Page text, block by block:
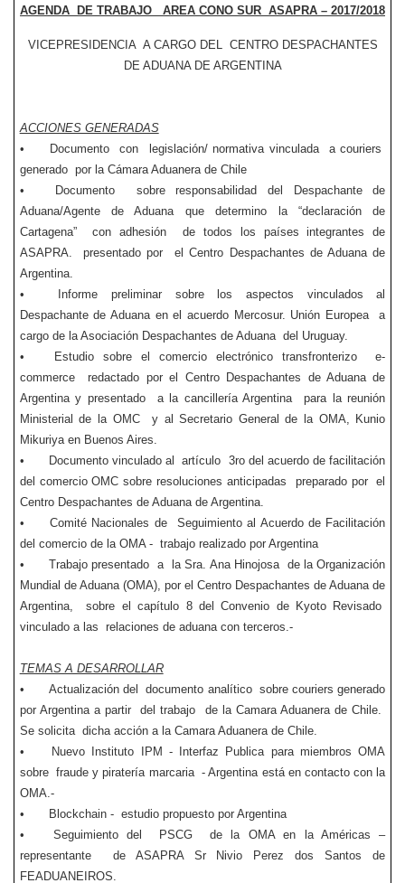
AGENDA DE TRABAJO AREA CONO SUR ASAPRA – 2017/2018
VICEPRESIDENCIA A CARGO DEL CENTRO DESPACHANTES
DE ADUANA DE ARGENTINA
ACCIONES GENERADAS
•
Documento con legislación/ normativa vinculada a couriers
generado por la Cámara Aduanera de Chile
•
Documento sobre responsabilidad del Despachante de
Aduana/Agente de Aduana que determino la “declaración de
Cartagena” con adhesión de todos los países integrantes de
ASAPRA. presentado por el Centro Despachantes de Aduana de
Argentina.
•
Informe preliminar sobre los aspectos vinculados al
Despachante de Aduana en el acuerdo Mercosur. Unión Europea a
cargo de la Asociación Despachantes de Aduana del Uruguay.
•
Estudio sobre el comercio electrónico transfronterizo e-
commerce redactado por el Centro Despachantes de Aduana de
Argentina y presentado a la cancillería Argentina para la reunión
Ministerial de la OMC y al Secretario General de la OMA, Kunio
Mikuriya en Buenos Aires.
•
Documento vinculado al artículo 3ro del acuerdo de facilitación
del comercio OMC sobre resoluciones anticipadas preparado por el
Centro Despachantes de Aduana de Argentina.
•
Comité Nacionales de Seguimiento al Acuerdo de Facilitación
del comercio de la OMA - trabajo realizado por Argentina
•
Trabajo presentado a la Sra. Ana Hinojosa de la Organización
Mundial de Aduana (OMA), por el Centro Despachantes de Aduana de
Argentina, sobre el capítulo 8 del Convenio de Kyoto Revisado
vinculado a las relaciones de aduana con terceros.-
TEMAS A DESARROLLAR
•
Actualización del documento analítico sobre couriers generado
por Argentina a partir del trabajo de la Camara Aduanera de Chile.
Se solicita dicha acción a la Camara Aduanera de Chile.
•
Nuevo Instituto IPM - Interfaz Publica para miembros OMA
sobre fraude y piratería marcaria - Argentina está en contacto con la
OMA.-
•
Blockchain - estudio propuesto por Argentina
•
Seguimiento del PSCG de la OMA en la Américas –
representante de ASAPRA Sr Nivio Perez dos Santos de
FEADUANEIROS.